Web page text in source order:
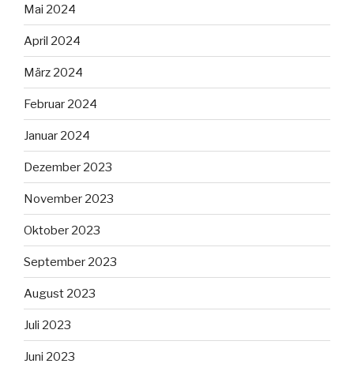
Mai 2024
April 2024
März 2024
Februar 2024
Januar 2024
Dezember 2023
November 2023
Oktober 2023
September 2023
August 2023
Juli 2023
Juni 2023